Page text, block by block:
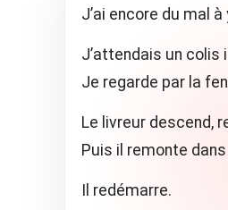
J’ai encore du mal à
J’attendais un colis
Je regarde par la
Le livreur descend,
Puis il remonte
Il redémarre.